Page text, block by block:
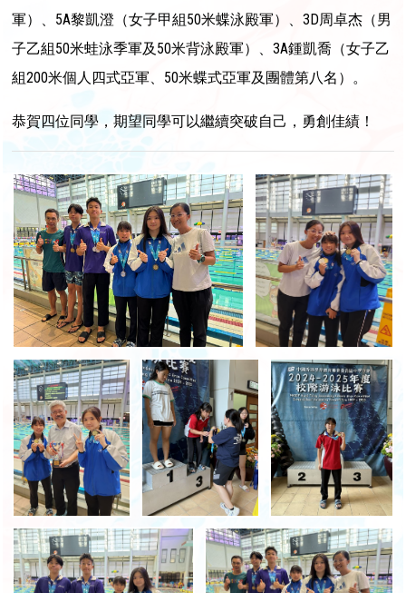
軍）、5A黎凱澄（女子甲組50米蝶泳殿軍）、3D周卓杰（男
子乙組50米蛙泳季軍及50米背泳殿軍）、3A鍾凱喬（女子乙
組200米個人四式亞軍、50米蝶式亞軍及團體第八名）。
恭賀四位同學，期望同學可以繼續突破自己，勇創佳績！